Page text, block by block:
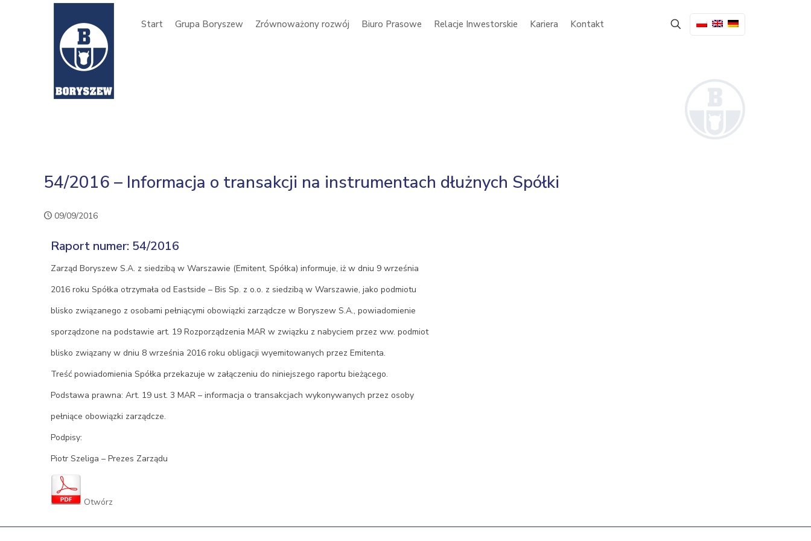
Start Grupa Boryszew Zrównoważony rozwój Biuro Prasowe Relacje Inwestorskie Kariera Kontakt
54/2016 – Informacja o transakcji na instrumentach dłużnych Spółki
09/09/2016
Raport numer: 54/2016
Zarząd Boryszew S.A. z siedzibą w Warszawie (Emitent, Spółka) informuje, iż w dniu 9 września
2016 roku Spółka otrzymała od Eastside – Bis Sp. z o.o. z siedzibą w Warszawie, jako podmiotu
blisko związanego z osobami pełniącymi obowiązki zarządcze w Boryszew S.A., powiadomienie
sporządzone na podstawie art. 19 Rozporządzenia MAR w związku z nabyciem przez ww. podmiot
blisko związany w dniu 8 września 2016 roku obligacji wyemitowanych przez Emitenta.
Treść powiadomienia Spółka przekazuje w załączeniu do niniejszego raportu bieżącego.
Podstawa prawna: Art. 19 ust. 3 MAR – informacja o transakcjach wykonywanych przez osoby
pełniące obowiązki zarządcze.
Podpisy:
Piotr Szeliga – Prezes Zarządu
Otwórz